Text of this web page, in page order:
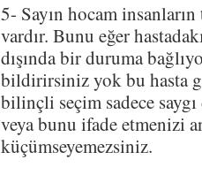
5- Sayın hocam
vardır. Bunu eğer
dışında bir duruma
bildirirsiniz yok bu hasta
bilinçli seçim sadece saygı
veya bunu ifade etmenizi
küçümseyemezsiniz.